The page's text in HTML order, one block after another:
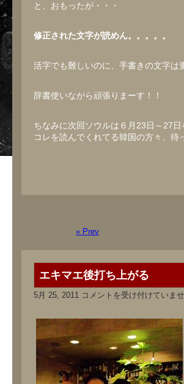
と、おもったが・・・
修正された文字が読めん。。。。。
活字でも難しいのに、手書きの文字は
辞書使いながら頑張りまーす！！
ちなみに次回ソウルは６月23日～27日
コレを読んでくれてる韓国の方々、待
« Prev
エキマエ後打ち上がる
5月 25, 2011 エ
エ
打
ち
上
が
る
は
コメントを受け付けていま